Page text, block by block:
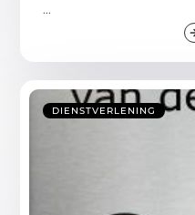
...
DIENSTVERLENING